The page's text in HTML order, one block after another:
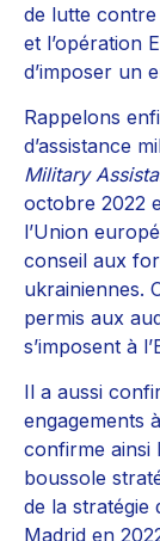
de lutte
et l’opération
d’imposer un
Rappelons
d’assistance
Military
octobre 2022
l’Union
conseil aux
ukrainiennes.
permis aux
s’imposent à
Il a aussi
engagements
confirme ainsi
boussole
de la stratégie
Madrid en